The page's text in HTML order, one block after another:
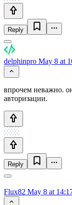
Reply
delphinpro May 8 at
впрочем неважно.
авторизации.
Reply
Flux82 May 8 at